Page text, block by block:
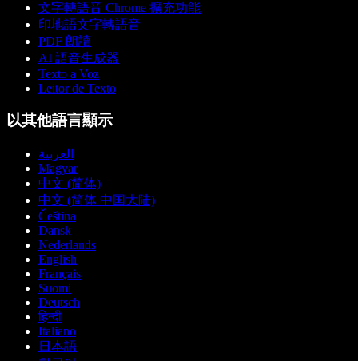
文字轉語音 Chrome 擴充功能
印地語文字轉語音
PDF 朗讀
AI 語音生成器
Texto a Voz
Leitor de Texto
以其他語言顯示
العربية
Magyar
中文 (简体)
中文 (简体 中国大陆)
Čeština
Dansk
Nederlands
English
Français
Suomi
Deutsch
हिन्दी
Italiano
日本語